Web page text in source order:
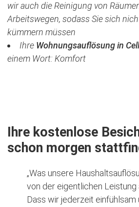
wir auch die Reinigung von
Arbeitswegen, sodass Sie sich
kümmern müssen
Ihre Wohnungsauflösung in
einem Wort: Komfort
Ihre kostenlose
schon morgen
„Was unsere
von der eigentlichen Leistung
Dass wir jederzeit einfühlsam